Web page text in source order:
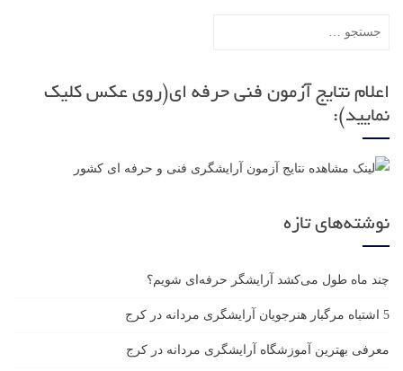
اعلام نتایج آزمون فنی حرفه ای(روی عکس کلیک
نمایید):
نوشته‌های تازه
چند ماه طول می‌کشد آرایشگر حرفه‌ای شویم؟
5 اشتباه مرگبار هنرجویان آرایشگری مردانه در کرج
معرفی بهترین آموزشگاه آرایشگری مردانه در کرج